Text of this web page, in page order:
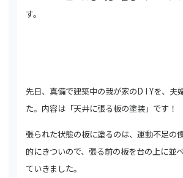
す。
先日、真備で建築中の我が家のD I Yを、夫
た。内容は「天井に張る板の塗装」です！
張られた状態の板に塗るのは、運動不足の
的にきついので、張る前の板を台の上に並
ていきました。